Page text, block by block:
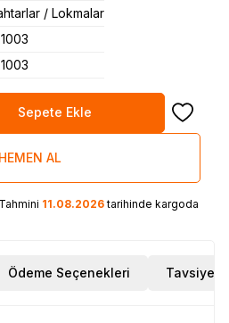
/ Lokmalar
Sepete Ekle Favoriye
HEMEN AL
Tahmini 11.08.2026tarihinde kargoda
Ödeme Seçenekleri Tavsiye Et